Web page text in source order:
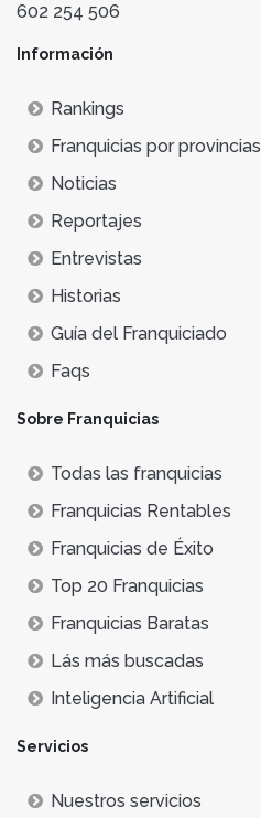
602 254 506
Información
Rankings
Franquicias por provincias
Noticias
Reportajes
Entrevistas
Historias
Guía del Franquiciado
Faqs
Sobre Franquicias
Todas las franquicias
Franquicias Rentables
Franquicias de Éxito
Top 20 Franquicias
Franquicias Baratas
Lás más buscadas
Inteligencia Artificial
Servicios
Nuestros servicios